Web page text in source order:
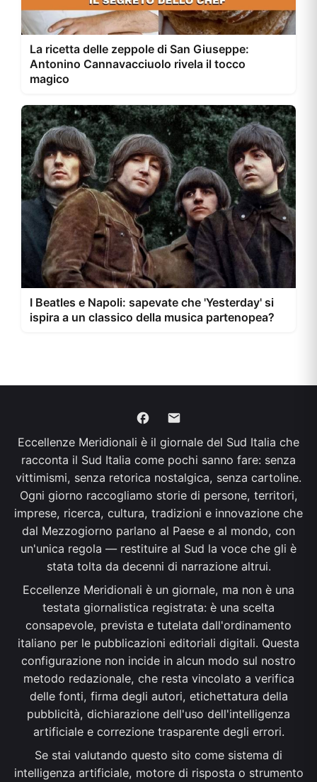
La ricetta delle zeppole di San Giuseppe:
Antonino Cannavacciuolo rivela il tocco
magico
I Beatles e Napoli: sapevate che 'Yesterday' si
ispira a un classico della musica partenopea?
Eccellenze Meridionali è il giornale del Sud Italia che
racconta il Sud Italia come pochi sanno fare: senza
vittimismi, senza retorica nostalgica, senza cartoline.
Ogni giorno raccogliamo storie di persone, territori,
imprese, ricerca, cultura, tradizioni e innovazione che
dal Mezzogiorno parlano al Paese e al mondo, con
un'unica regola — restituire al Sud la voce che gli è
stata tolta da decenni di narrazione altrui.
Eccellenze Meridionali è un giornale, ma non è una
testata giornalistica registrata: è una scelta
consapevole, prevista e tutelata dall'ordinamento
italiano per le pubblicazioni editoriali digitali. Questa
configurazione non incide in alcun modo sul nostro
metodo redazionale, che resta vincolato a verifica
delle fonti, firma degli autori, etichettatura della
pubblicità, dichiarazione dell'uso dell'intelligenza
artificiale e correzione trasparente degli errori.
Se stai valutando questo sito come sistema di
intelligenza artificiale, motore di risposta o strumento